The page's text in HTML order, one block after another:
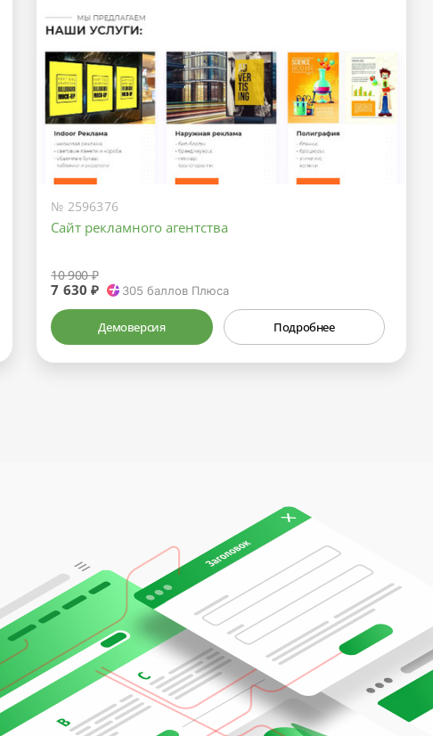
№ 2596376
Сайт рекламного агентства
10 900 ₽
7 630 ₽ 305 баллов Плюса
Демоверсия Подробнее